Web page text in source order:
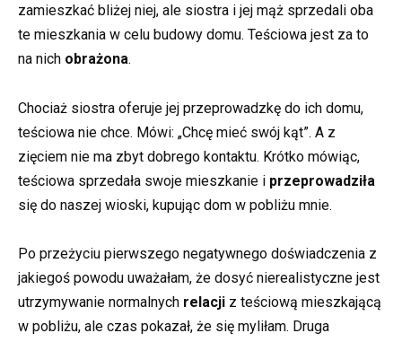
zamieszkać bliżej niej, ale siostra i jej mąż sprzedali oba
te mieszkania w celu budowy domu. Teściowa jest za to
na nich obrażona.
Chociaż siostra oferuje jej przeprowadzkę do ich domu,
teściowa nie chce. Mówi: „Chcę mieć swój kąt”. A z
zięciem nie ma zbyt dobrego kontaktu. Krótko mówiąc,
teściowa sprzedała swoje mieszkanie i przeprowadziła
się do naszej wioski, kupując dom w pobliżu mnie.
Po przeżyciu pierwszego negatywnego doświadczenia z
jakiegoś powodu uważałam, że dosyć nierealistyczne jest
utrzymywanie normalnych relacji z teściową mieszkającą
w pobliżu, ale czas pokazał, że się myliłam. Druga